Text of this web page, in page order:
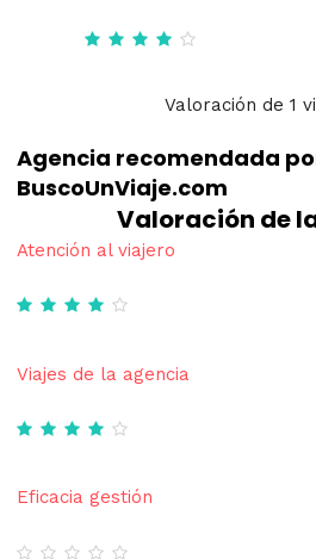
Valoración de 1
Agencia recomendada
BuscoUnViaje.com
Valoración de
Atención al viajero
Viajes de la agencia
Eficacia gestión